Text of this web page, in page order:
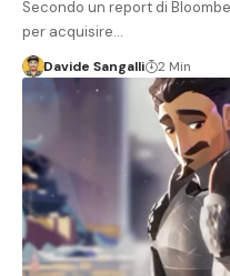
Secondo un report di
per acquisire…
Davide Sangalli 2 Min